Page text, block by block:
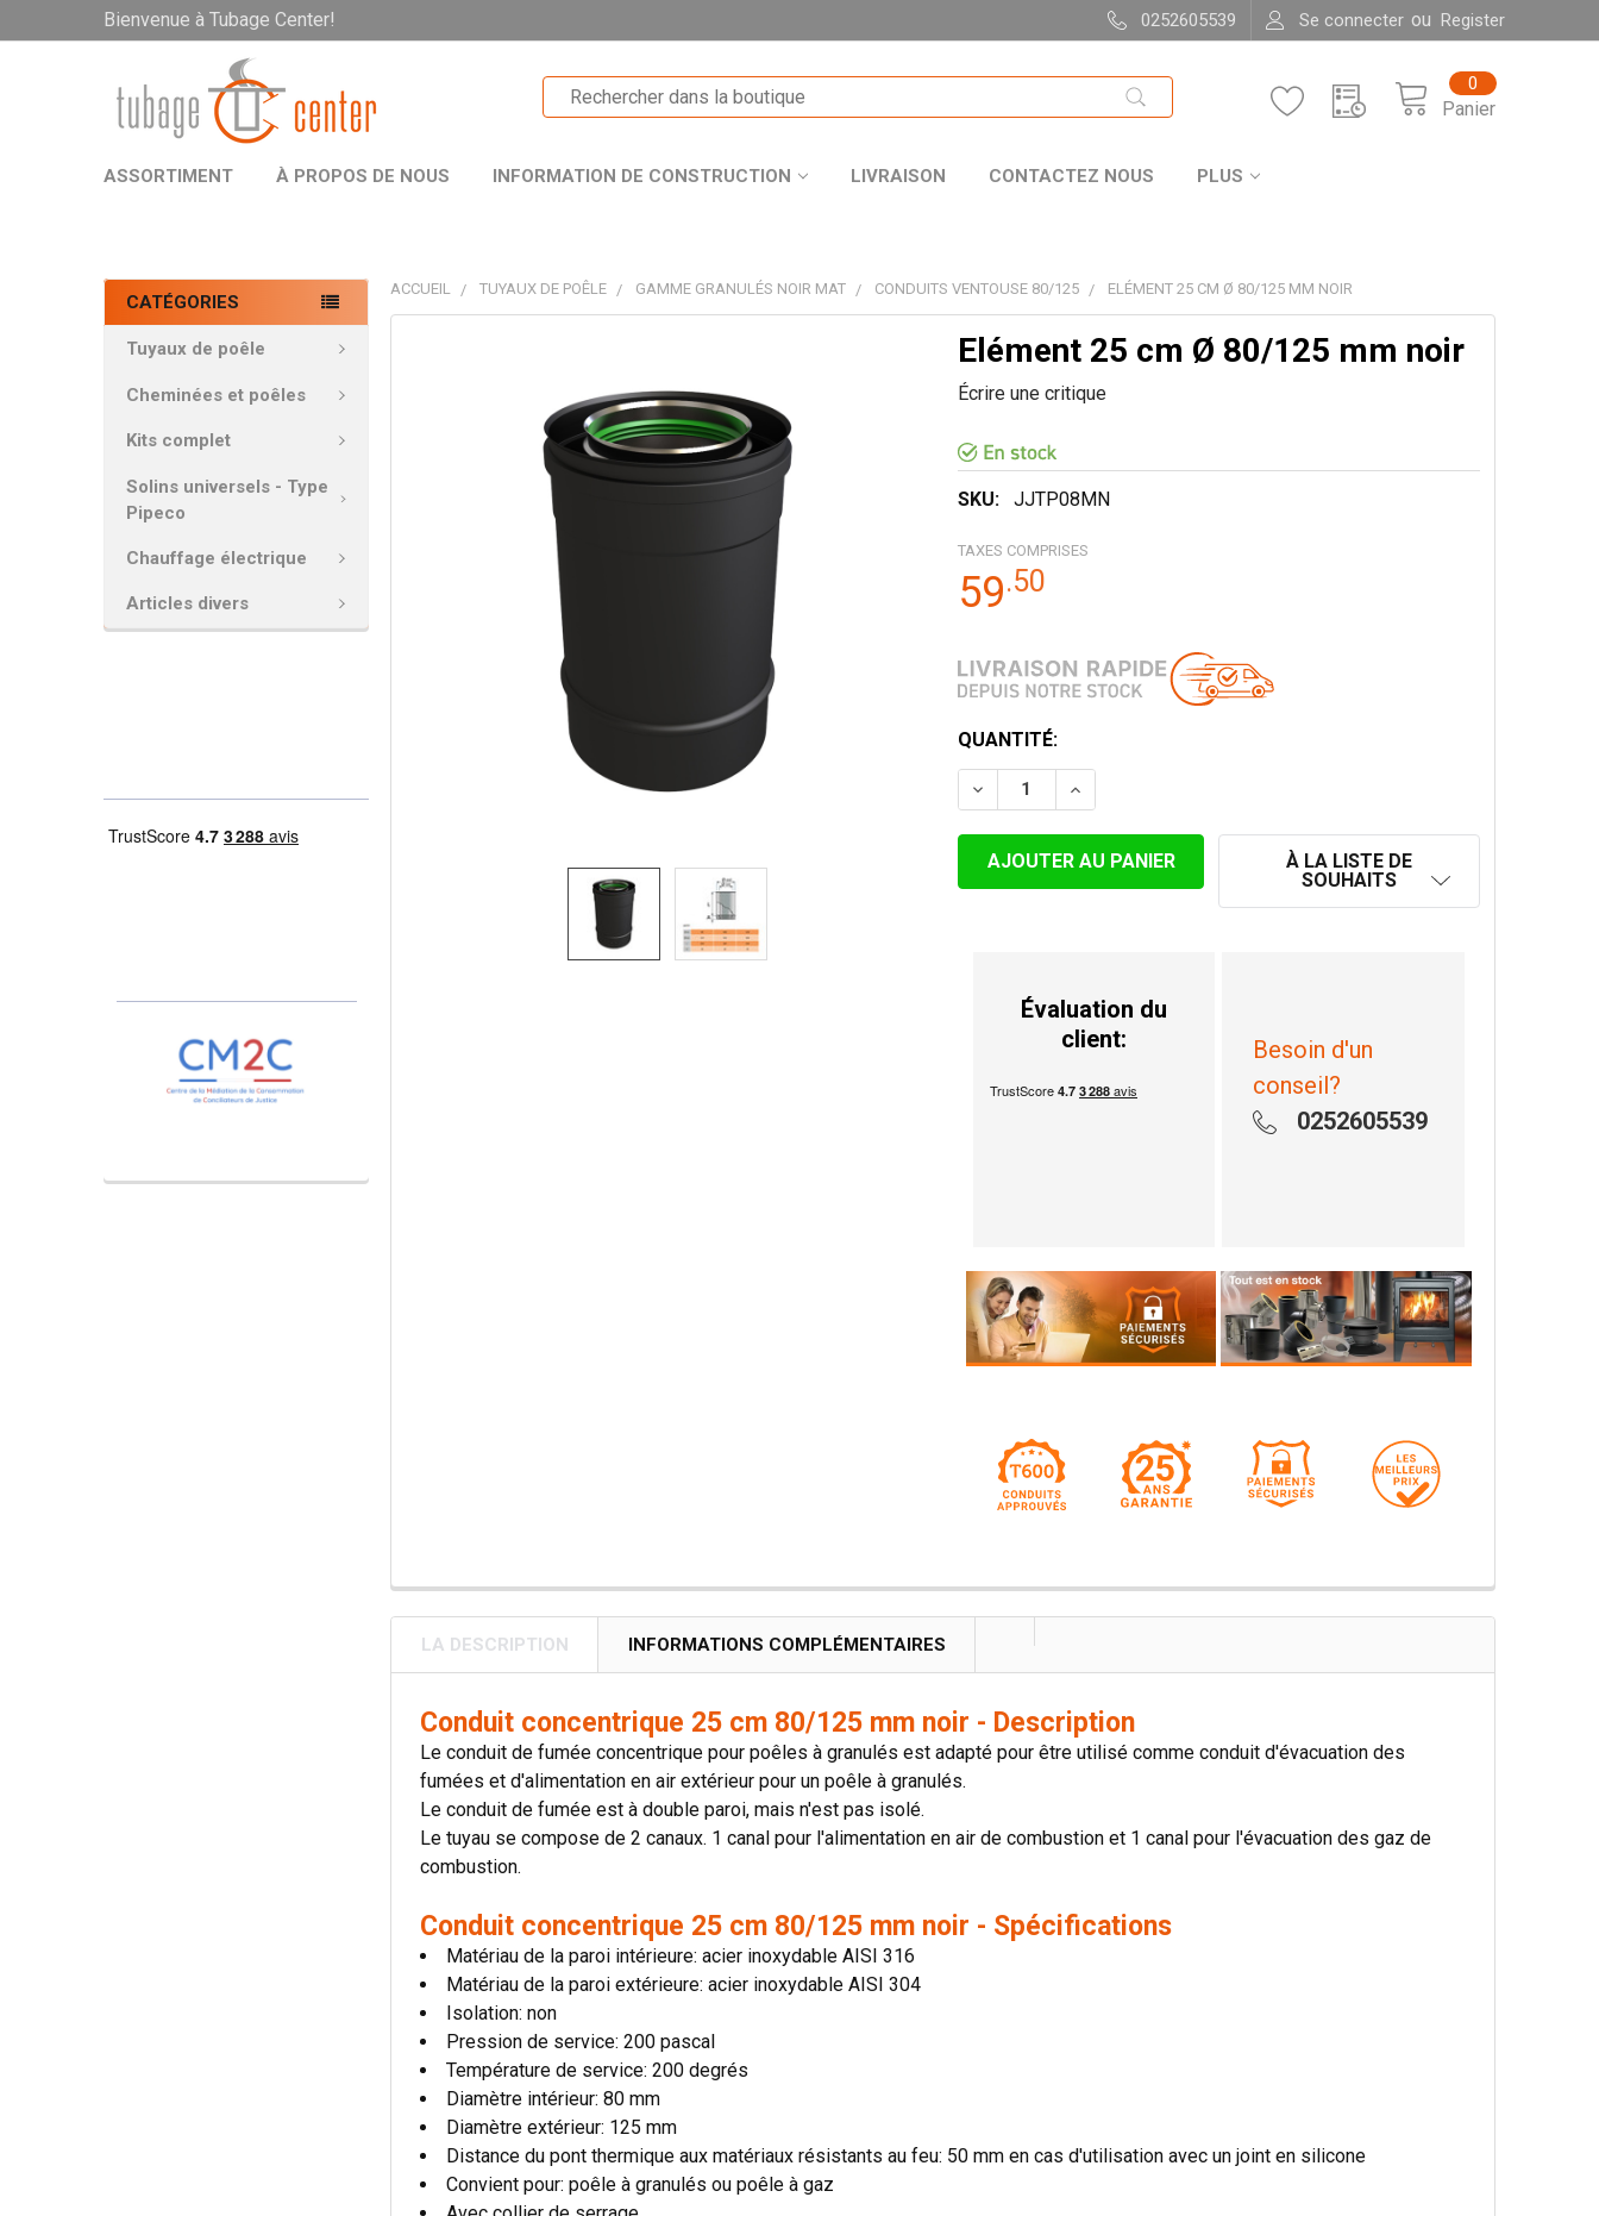
Bienvenue à Tubage Center! 0252605539 Se connecter ou Register
Panier
0
ASSORTIMENT À PROPOS DE NOUS INFORMATION DE CONSTRUCTION LIVRAISON CONTACTEZ NOUS PLUS
CATÉGORIES
Tuyaux de poêle
Cheminées et poêles
Kits complet
Solins universels - Type
Pipeco
Chauffage électrique
Articles divers
ACCUEIL TUYAUX DE POÊLE GAMME GRANULÉS NOIR MAT CONDUITS VENTOUSE 80/125 ELÉMENT 25 CM Ø 80/125 MM NOIR
Elément 25 cm Ø 80/125 mm noir
Écrire une critique
SKU: JJTP08MN
TAXES COMPRISES
59.50
STOCK
ACTUEL:
QUANTITÉ:
DIMINUER LA QUANTITÉ DE ELÉMENT 25 CM Ø 80/125 MM NOIR
AUGMENTER LA QUANTITÉ DE ELÉMENT 25 CM Ø 80/125
À LA LISTE DE
SOUHAITS
Évaluation du
client:
Besoin d'un
conseil?
0252605539
LA DESCRIPTION INFORMATIONS COMPLÉMENTAIRES
Conduit concentrique 25 cm 80/125 mm noir - Description
Le conduit de fumée concentrique pour poêles à granulés est adapté pour être utilisé comme conduit d'évacuation des
fumées et d'alimentation en air extérieur pour un poêle à granulés.
Le conduit de fumée est à double paroi, mais n'est pas isolé.
Le tuyau se compose de 2 canaux. 1 canal pour l'alimentation en air de combustion et 1 canal pour l'évacuation des gaz de
combustion.
Conduit concentrique 25 cm 80/125 mm noir - Spécifications
Matériau de la paroi intérieure: acier inoxydable AISI 316
Matériau de la paroi extérieure: acier inoxydable AISI 304
Isolation: non
Pression de service: 200 pascal
Température de service: 200 degrés
Diamètre intérieur: 80 mm
Diamètre extérieur: 125 mm
Distance du pont thermique aux matériaux résistants au feu: 50 mm en cas d'utilisation avec un joint en silicone
Convient pour: poêle à granulés ou poêle à gaz